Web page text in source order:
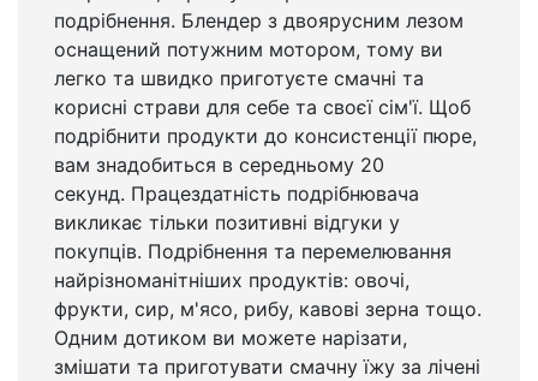
подрібнення. Блендер з двоярусним лезом
оснащений потужним мотором, тому ви
легко та швидко приготуєте смачні та
корисні страви для себе та своєї сім'ї. Щоб
подрібнити продукти до консистенції пюре,
вам знадобиться в середньому 20
секунд. Працездатність подрібнювача
викликає тільки позитивні відгуки у
покупців. Подрібнення та перемелювання
найрізноманітніших продуктів: овочі,
фрукти, сир, м'ясо, рибу, кавові зерна тощо.
Одним дотиком ви можете нарізати,
змішати та приготувати смачну їжу за лічені